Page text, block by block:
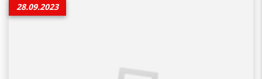
28.09.2023